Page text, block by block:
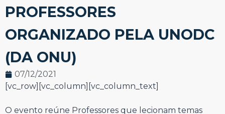
PROFESSORES
ORGANIZADO PELA UNODC
(DA ONU)
07/12/2021
[vc_row][vc_column][vc_column_text]
O evento reúne Professores que lecionam temas